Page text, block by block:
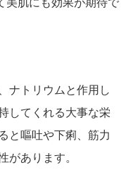
美肌にも効果が期待で
ナトリウムと作用し
してくれる大事な栄
と嘔吐や下痢、筋力
があります。